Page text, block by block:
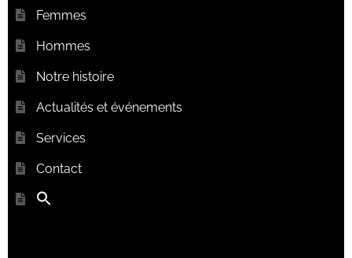
Femmes
Hommes
Notre histoire
Actualités et événements
Services
Contact